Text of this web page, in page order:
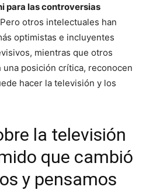
para las controversias
otros intelectuales han
optimistas e incluyentes
mientras que otros
posición crítica, reconocen
hacer la televisión y los
la televisión
que cambió
y pensamos